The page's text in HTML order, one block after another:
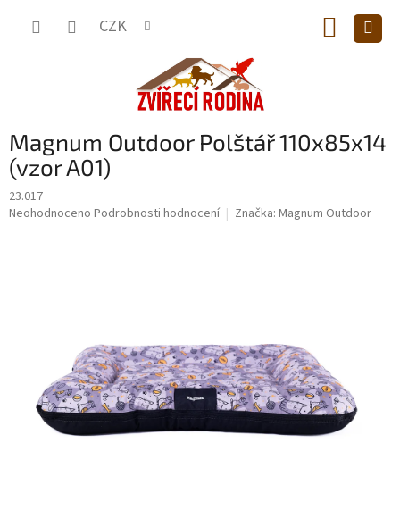
CZK
KOŠÍK
Magnum Outdoor Polštář 110x85x14
(vzor A01)
23.017
Průměrné
Neohodnoceno Podrobnosti hodnocení Značka: Magnum Outdoor